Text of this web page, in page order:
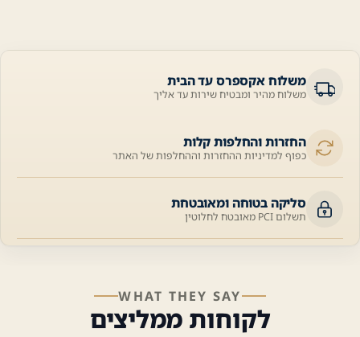
משלוח אקספרס עד הבית
משלוח מהיר ומבטיח שירות עד אליך
החזרות והחלפות קלות
כפוף למדיניות ההחזרות וההחלפות של האתר
סליקה בטוחה ומאובטחת
תשלום PCI מאובטח לחלוטין
WHAT THEY SAY
לקוחות ממליצים